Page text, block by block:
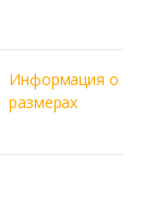
Информация о
размерах